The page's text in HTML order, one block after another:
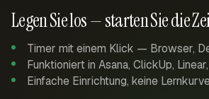
Legen Sie los — starten Sie die
Timer mit einem Klick — Browser,
Funktioniert in Asana, ClickUp,
Einfache Einrichtung, keine